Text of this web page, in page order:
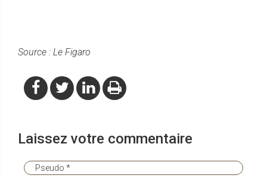
Source : Le Figaro
Laissez votre commentaire